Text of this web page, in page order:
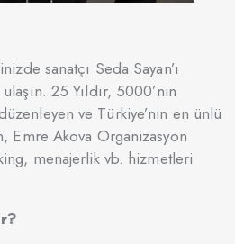
sanatçı Seda Sayan’ı
25 Yıldır, 5000’nin
ve Türkiye’nin en ünlü
Emre Akova Organizasyon
menajerlik vb. hizmetleri